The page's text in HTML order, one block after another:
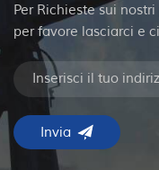
Per Richieste sui
per favore lasciarci e